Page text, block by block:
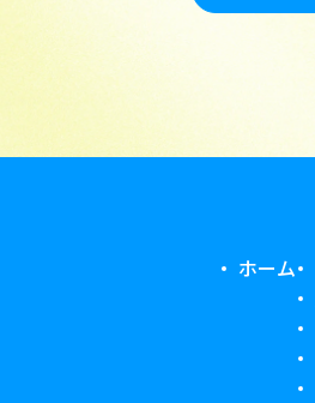
ホーム